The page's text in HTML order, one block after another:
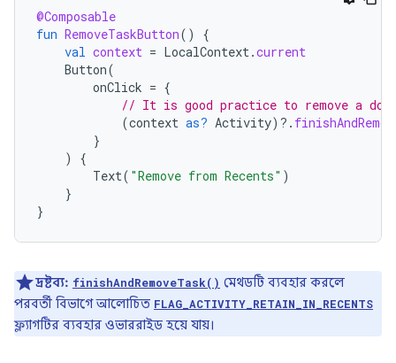
@Composable
fun RemoveTaskButton()
{
val context = LocalContext .current
Button(
onClick = {
// It is good practice to remove a
(context as? Activity) ?.
}
)
{
Text( "Remove from Recents" )
}
}
দ্রষ্টব্য: finishAndRemoveTask() মেথডটি ব্যবহার করলে
পরবর্তী বিভাগে আলোচিত FLAG_ACTIVITY_RETAIN_IN_RECENTS
ফ্ল্যাগটির ব্যবহার ওভাররাইড হয়ে যায়।